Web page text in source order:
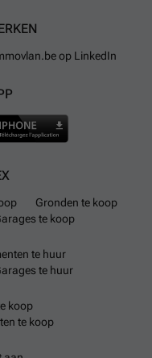
op LinkedIn
Gronden te koop
te koop
te huur
te huur
koop
te koop